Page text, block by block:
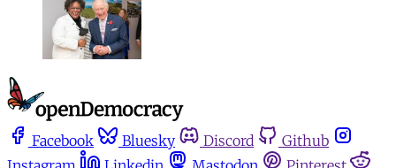
Facebook Bluesky Discord
Github